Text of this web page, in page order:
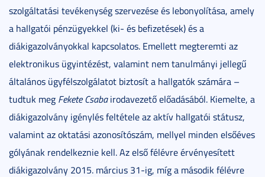
szolgáltatási tevékenység szervezése és lebonyolítása, amely
a hallgatói pénzügyekkel (ki- és befizetések) és a
diákigazolványokkal kapcsolatos. Emellett megteremti az
elektronikus ügyintézést, valamint nem tanulmányi jellegű
általános ügyfélszolgálatot biztosít a hallgatók számára –
tudtuk meg Fekete Csabairodavezető előadásából. Kiemelte, a
diákigazolvány igénylés feltétele az aktív hallgatói státusz,
valamint az oktatási azonosítószám, mellyel minden elsőéves
gólyának rendelkeznie kell. Az első félévre érvényesített
diákigazolvány 2015. március 31-ig, míg a második félévre